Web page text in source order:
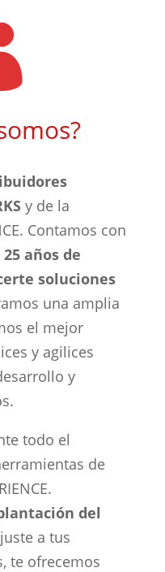
y de la
Contamos con
años de
soluciones
una amplia
el mejor
y agilices
y
todo el
de
del
a tus
te ofrecemos